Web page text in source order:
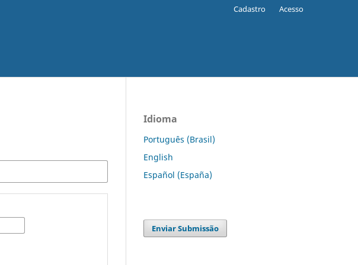
Cadastro Acesso
Idioma
Português (Brasil)
English
Español (España)
Enviar Submissão